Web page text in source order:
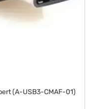
(A-USB3-CMAF-01)